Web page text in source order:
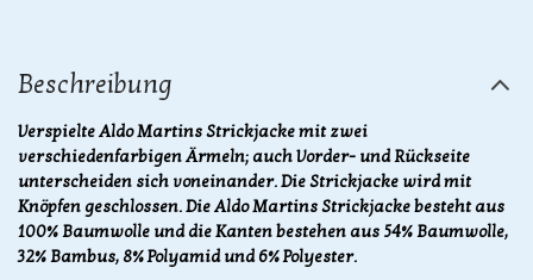
Beschreibung
Verspielte Aldo Martins Strickjacke mit zwei
verschiedenfarbigen Ärmeln; auch Vorder- und Rückseite
unterscheiden sich voneinander. Die Strickjacke wird mit
Knöpfen geschlossen. Die Aldo Martins Strickjacke besteht aus
100% Baumwolle und die Kanten bestehen aus 54% Baumwolle,
32% Bambus, 8% Polyamid und 6% Polyester.